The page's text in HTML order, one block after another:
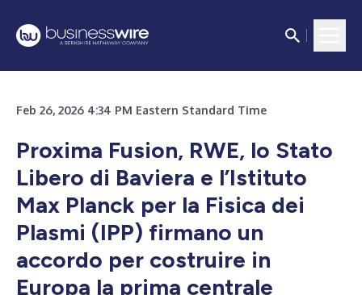
Feb 26, 2026 4:34 PM Eastern Standard Time
Proxima Fusion, RWE, lo Stato
Libero di Baviera e l’Istituto
Max Planck per la Fisica dei
Plasmi (IPP) firmano un
accordo per costruire in
Europa la prima centrale